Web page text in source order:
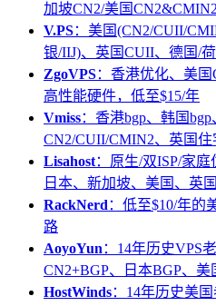
加坡CN2/美国
V.PS：美国(CN2/CUII/
银/IIJ)、英国CUII、德国/
ZgoVPS：香港优化、美
高性能硬件，低至$15/年
Vmiss：香港bgp、韩国
CN2/CUII/CMIN2、英国
Lisahost：原生/双ISP/家庭
日本、新加坡、美国、英国
RackNerd：低至$10/年的
路
AoyoYun：14年历史VPS
CN2+BGP、日本BGP、
HostWinds：14年历史美